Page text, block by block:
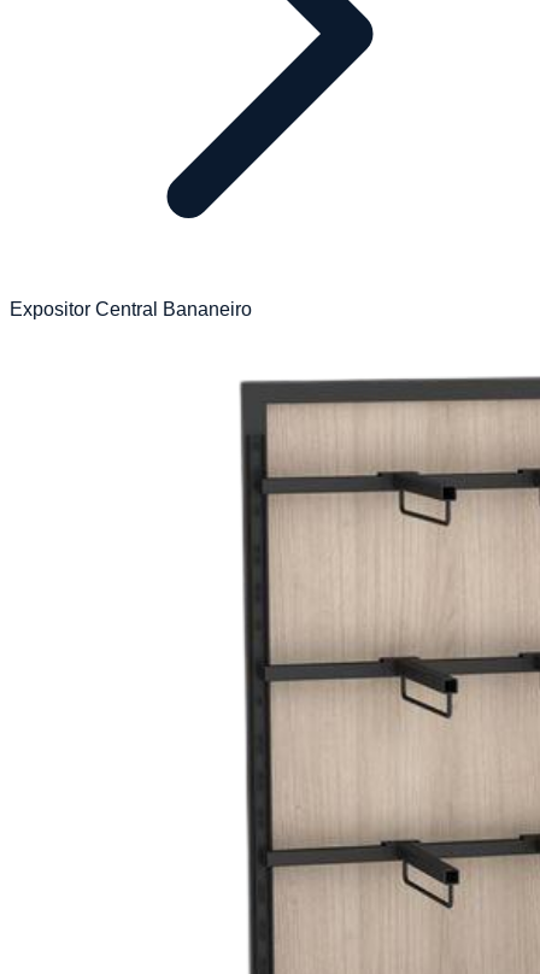
Expositor Central Bananeiro